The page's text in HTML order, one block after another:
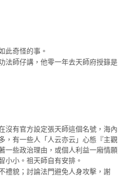
此奇怪的事。
法師仔講，他零一年去天師府授籙是
沒有官方設定張天師這個名號，海內
，有一些人「人云亦云」心態『主觀
一些政治理由，或個人利益一廂情願
小小。祖天師自有安排。
禮貌；討論法門避免人身攻擊，謝